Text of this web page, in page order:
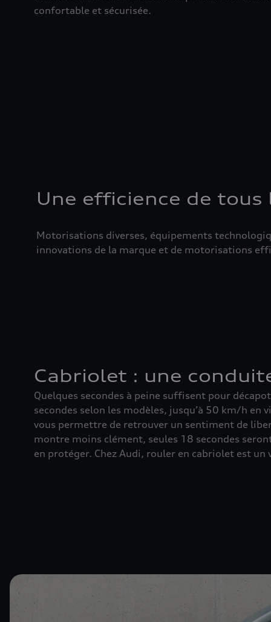
confortable et sécurisée.
Une efficience de
Motorisations diverses, équipements
innovations de la marque et de motorisations
Cabriolet : une
Quelques secondes à peine suffisent pour
secondes selon les modèles, jusqu’à 50 km/h en
vous permettre de retrouver un sentiment de
montre moins clément, seules 18 secondes
en protéger. Chez Audi, rouler en cabriolet est un